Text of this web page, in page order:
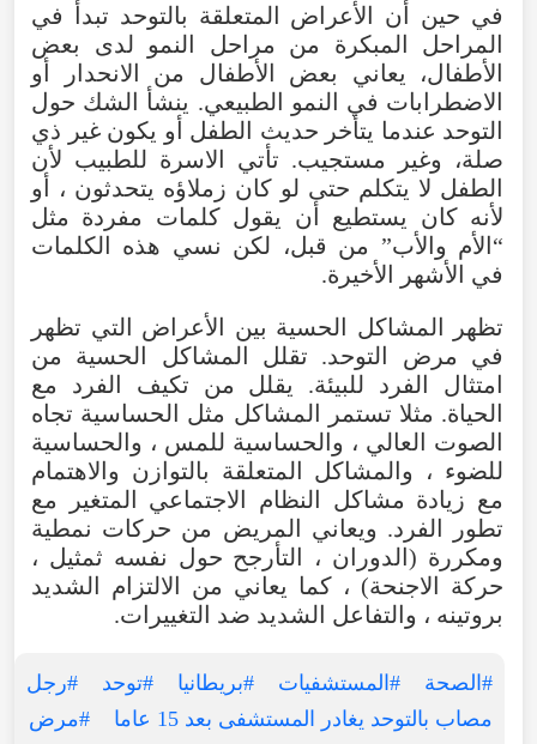
في حين أن الأعراض المتعلقة بالتوحد تبدأ في
المراحل المبكرة من مراحل النمو لدى بعض
الأطفال، يعاني بعض الأطفال من الانحدار أو
الاضطرابات في النمو الطبيعي. ينشأ الشك حول
التوحد عندما يتأخر حديث الطفل أو يكون غير ذي
صلة، وغير مستجيب. تأتي الاسرة للطبيب لأن
الطفل لا يتكلم حتى لو كان زملاؤه يتحدثون ، أو
لأنه كان يستطيع أن يقول كلمات مفردة مثل
“الأم والأب” من قبل، لكن نسي هذه الكلمات
في الأشهر الأخيرة.
تظهر المشاكل الحسية بين الأعراض التي تظهر
في مرض التوحد. تقلل المشاكل الحسية من
امتثال الفرد للبيئة. يقلل من تكيف الفرد مع
الحياة. مثلا تستمر المشاكل مثل الحساسية تجاه
الصوت العالي ، والحساسية للمس ، والحساسية
للضوء ، والمشاكل المتعلقة بالتوازن والاهتمام
مع زيادة مشاكل النظام الاجتماعي المتغير مع
تطور الفرد. ويعاني المريض من حركات نمطية
ومكررة (الدوران ، التأرجح حول نفسه ثمثيل ،
حركة الاجنحة) ، كما يعاني من الالتزام الشديد
بروتينه ، والتفاعل الشديد ضد التغييرات.
#الصحة #المستشفيات #بريطانيا #توحد
#رجل
مصاب بالتوحد يغادر المستشفى بعد 15 عاما
#مرض